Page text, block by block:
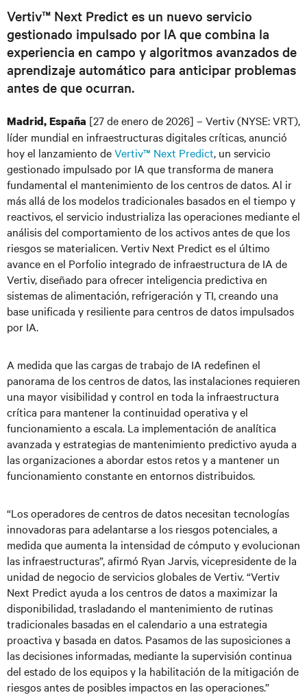
Vertiv™ Next Predict es un nuevo servicio
gestionado impulsado por IA que combina la
experiencia en campo y algoritmos avanzados de
aprendizaje automático para anticipar problemas
antes de que ocurran.
Madrid, España [27 de enero de 2026] – Vertiv (NYSE: VRT),
líder mundial en infraestructuras digitales críticas, anunció
hoy el lanzamiento deVertiv™ Next Predict, un servicio
gestionado impulsado por IA que transforma de manera
fundamental el mantenimiento de los centros de datos. Al ir
más allá de los modelos tradicionales basados en el tiempo y
reactivos, el servicio industrializa las operaciones mediante el
análisis del comportamiento de los activos antes de que los
riesgos se materialicen. Vertiv Next Predict es el último
avance en el Porfolio integrado de infraestructura de IA de
Vertiv, diseñado para ofrecer inteligencia predictiva en
sistemas de alimentación, refrigeración y TI, creando una
base unificada y resiliente para centros de datos impulsados
por IA.
A medida que las cargas de trabajo de IA redefinen el
panorama de los centros de datos, las instalaciones requieren
una mayor visibilidad y control en toda la infraestructura
crítica para mantener la continuidad operativa y el
funcionamiento a escala. La implementación de analítica
avanzada y estrategias de mantenimiento predictivo ayuda a
las organizaciones a abordar estos retos y a mantener un
funcionamiento constante en entornos distribuidos.
“Los operadores de centros de datos necesitan tecnologías
innovadoras para adelantarse a los riesgos potenciales, a
medida que aumenta la intensidad de cómputo y evolucionan
las infraestructuras”, afirmó Ryan Jarvis, vicepresidente de la
unidad de negocio de servicios globales de Vertiv. “Vertiv
Next Predict ayuda a los centros de datos a maximizar la
disponibilidad, trasladando el mantenimiento de rutinas
tradicionales basadas en el calendario a una estrategia
proactiva y basada en datos. Pasamos de las suposiciones a
las decisiones informadas, mediante la supervisión continua
del estado de los equipos y la habilitación de la mitigación de
riesgos antes de posibles impactos en las operaciones.”